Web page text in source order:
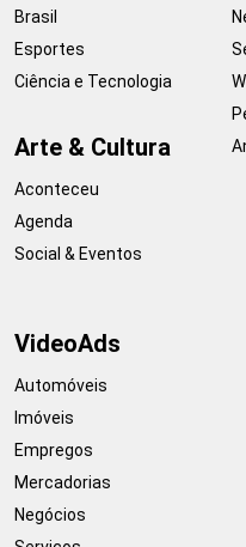
Brasil
Esportes
Ciência e Tecnologia
Arte & Cultura
Aconteceu
Agenda
Social & Eventos
VideoAds
Automóveis
Imóveis
Empregos
Mercadorias
Negócios